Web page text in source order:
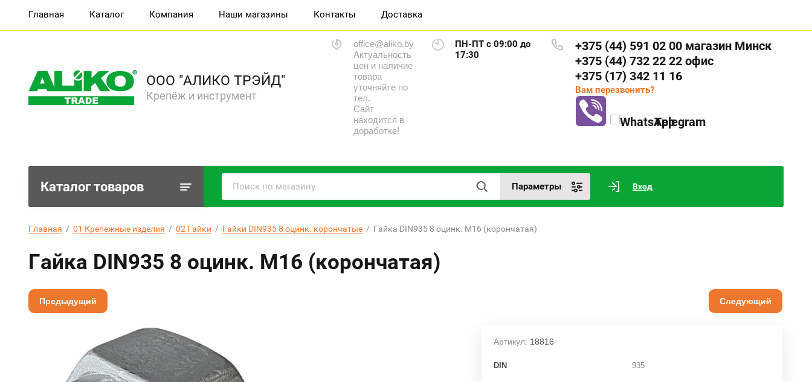
Главная Каталог Компания Наши магазины Контакты Доставка
ООО "АЛИКО ТРЭЙД"
Крепёж и инструмент
office@aliko.by
Актуальность
цен и наличие
товара
уточняйте по
тел.
Сайт
находится в
доработке!
ПН-ПТ с 09:00 до
17:30
+375 (44) 591 02 00 магазин Минск
+375 (44) 732 22 22 офис
+375 (17) 342 11 16
Вам перезвонить?
Каталог товаров Параметры Вход
Главная
  /
01 Крепежные изделия
  /
02 Гайки
  /
Гайки DIN935 8 оцинк. корончатые
  /  Гайка DIN935 8 оцинк. М16 (корончатая)
Гайка DIN935 8 оцинк. М16 (корончатая)
Предыдущий Следующий
Артикул: 18816
DIN 935